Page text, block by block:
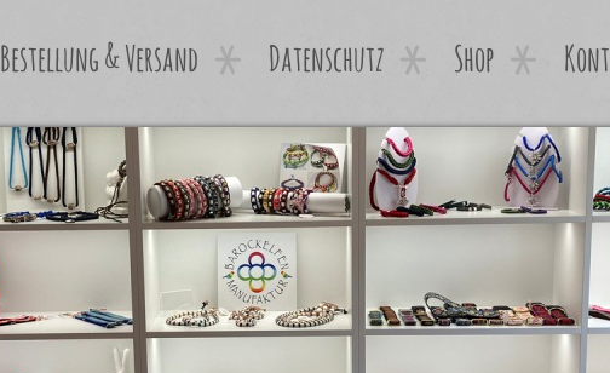
Bestellung & Versand Datenschutz Shop